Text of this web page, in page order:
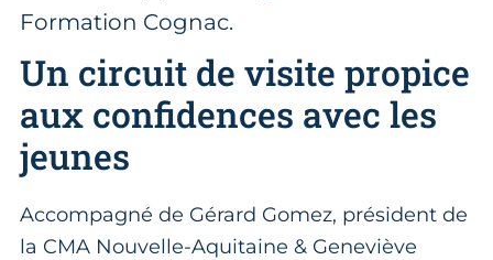
Formation Cognac.
Un circuit de visite propice
aux confidences avec les
jeunes
Accompagné de Gérard Gomez, président de
la CMA Nouvelle-Aquitaine & Geneviève